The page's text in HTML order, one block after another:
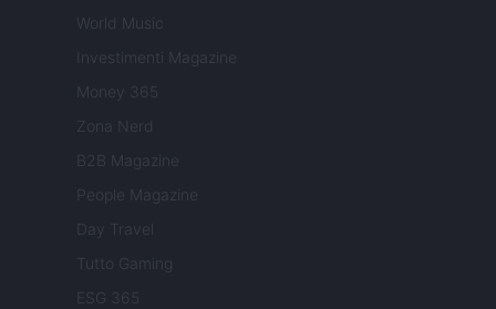
World Music
Investimenti Magazine
Money 365
Zona Nerd
B2B Magazine
People Magazine
Day Travel
Tutto Gaming
ESG 365